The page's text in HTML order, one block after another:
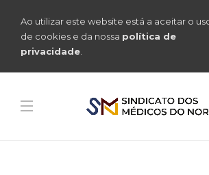
Ao utilizar este website está a aceitar o
de cookies e da nossa política de
privacidade